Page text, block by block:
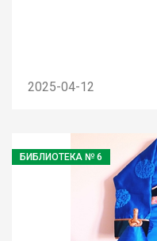
2025-04-12
БИБЛИОТЕКА № 6